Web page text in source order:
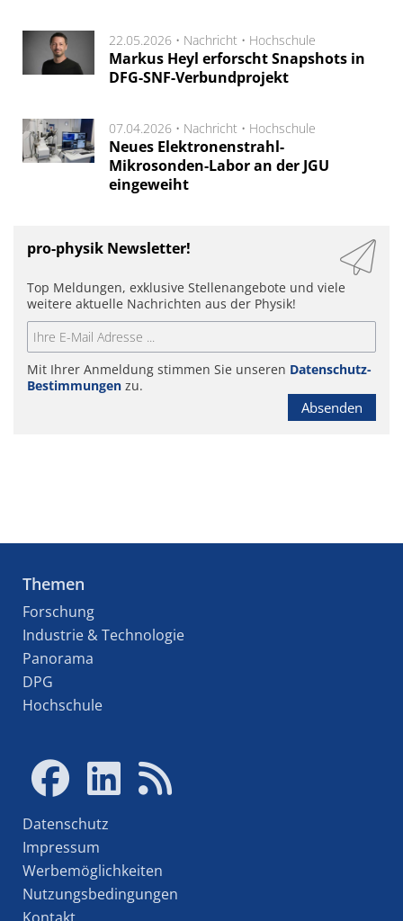
22.05.2026 • Nachricht • Hochschule
Markus Heyl erforscht Snapshots in
DFG-SNF-Verbundprojekt
07.04.2026 • Nachricht • Hochschule
Neues Elektronenstrahl-
Mikrosonden-Labor an der JGU
eingeweiht
pro-physik Newsletter!
Top Meldungen, exklusive Stellenangebote und viele
weitere aktuelle Nachrichten aus der Physik!
Mit Ihrer Anmeldung stimmen Sie unseren Datenschutz-
Bestimmungen zu.
Absenden
Themen
Forschung
Industrie & Technologie
Panorama
DPG
Hochschule
Datenschutz
Impressum
Werbemöglichkeiten
Nutzungsbedingungen
Kontakt